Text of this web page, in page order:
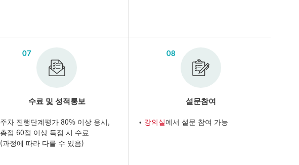
07
수료 및 성적통보
주차 진행단계평가 80% 이상 응시,
총점 60점 이상 득점 시 수료
(과정에 따라 다를 수 있음)
08
설문참여
강의실에서 설문 참여 가능